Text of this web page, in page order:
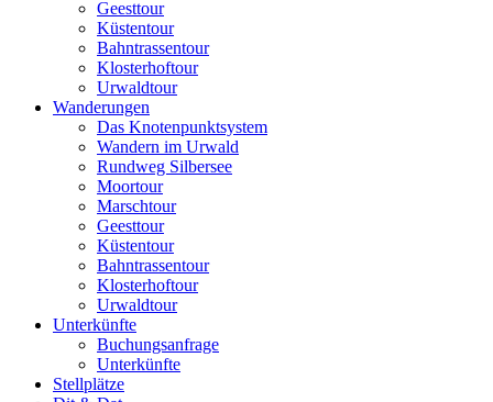
Geesttour
Küstentour
Bahntrassentour
Klosterhoftour
Urwaldtour
Wanderungen
Das Knotenpunktsystem
Wandern im Urwald
Rundweg Silbersee
Moortour
Marschtour
Geesttour
Küstentour
Bahntrassentour
Klosterhoftour
Urwaldtour
Unterkünfte
Buchungsanfrage
Unterkünfte
Stellplätze